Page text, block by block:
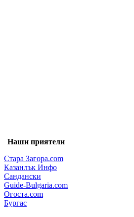
Наши приятели
Стара Загора.com
Казанлък Инфо
Сандански
Guide-Bulgaria.com
Огоста.com
Бургас